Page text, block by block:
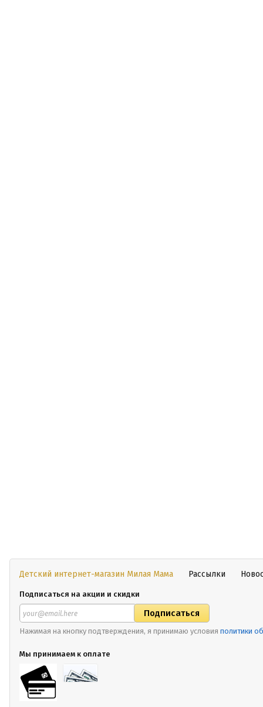
Детский интернет-магазин Милая Мама Рассылки
Подписаться на акции и скидки
Нажимая на кнопку подтверждения, я принимаю условия политики
Мы принимаем к оплате